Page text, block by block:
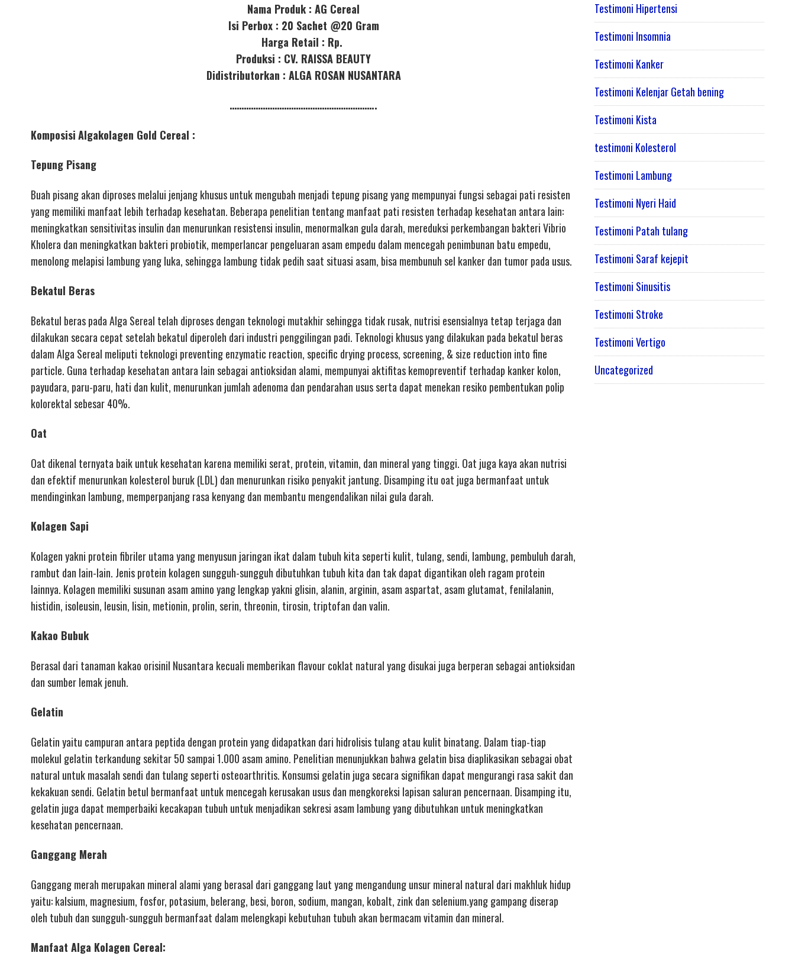
Nama Produk : AG Cereal
Isi Perbox : 20 Sachet @20 Gram
Harga Retail : Rp.
Produksi : CV. RAISSA BEAUTY
Didistributorkan : ALGA ROSAN NUSANTARA
……………………………………………………..
KomposisiAlgakolagen Gold Cereal :
Tepung Pisang
Buah pisang akan diproses melalui jenjang khusus untuk mengubah menjadi tepung pisang yang mempunyai fungsi sebagai pati resisten
yang memiliki manfaat lebih terhadap kesehatan. Beberapa penelitian tentang manfaat pati resisten terhadap kesehatan antara lain:
meningkatkan sensitivitas insulin dan menurunkan resistensi insulin, menormalkan gula darah, mereduksi perkembangan bakteri Vibrio
Kholera dan meningkatkan bakteri probiotik, memperlancar pengeluaran asam empedu dalam mencegah penimbunan batu empedu,
menolong melapisi lambung yang luka, sehingga lambung tidak pedih saat situasi asam, bisa membunuh sel kanker dan tumor pada usus.
Bekatul Beras
Bekatul beras pada Alga Sereal telah diproses dengan teknologi mutakhir sehingga tidak rusak, nutrisi esensialnya tetap terjaga dan
dilakukan secara cepat setelah bekatul diperoleh dari industri penggilingan padi. Teknologi khusus yang dilakukan pada bekatul beras
dalam Alga Sereal meliputi teknologi preventing enzymatic reaction, specific drying process, screening, & size reduction into fine
particle. Guna terhadap kesehatan antara lain sebagai antioksidan alami, mempunyai aktifitas kemopreventif terhadap kanker kolon,
payudara, paru-paru, hati dan kulit, menurunkan jumlah adenoma dan pendarahan usus serta dapat menekan resiko pembentukan polip
kolorektal sebesar 40%.
Oat
Oat dikenal ternyata baik untuk kesehatan karena memiliki serat, protein, vitamin, dan mineral yang tinggi. Oat juga kaya akan nutrisi
dan efektif menurunkan kolesterol buruk (LDL) dan menurunkan risiko penyakit jantung. Disamping itu oat juga bermanfaat untuk
mendinginkan lambung, memperpanjang rasa kenyang dan membantu mengendalikan nilai gula darah.
Kolagen Sapi
Kolagen yakni protein fibriler utama yang menyusun jaringan ikat dalam tubuh kita seperti kulit, tulang, sendi, lambung, pembuluh darah,
rambut dan lain-lain. Jenis protein kolagen sungguh-sungguh dibutuhkan tubuh kita dan tak dapat digantikan oleh ragam protein
lainnya. Kolagen memiliki susunan asam amino yang lengkap yakni glisin, alanin, arginin, asam aspartat, asam glutamat, fenilalanin,
histidin, isoleusin, leusin, lisin, metionin, prolin, serin, threonin, tirosin, triptofan dan valin.
Kakao Bubuk
Berasal dari tanaman kakao orisinil Nusantara kecuali memberikan flavour coklat natural yang disukai juga berperan sebagai antioksidan
dan sumber lemak jenuh.
Gelatin
Gelatin yaitu campuran antara peptida dengan protein yang didapatkan dari hidrolisis tulang atau kulit binatang. Dalam tiap-tiap
molekul gelatin terkandung sekitar 50 sampai 1.000 asam amino. Penelitian menunjukkan bahwa gelatin bisa diaplikasikan sebagai obat
natural untuk masalah sendi dan tulang seperti osteoarthritis. Konsumsi gelatin juga secara signifikan dapat mengurangi rasa sakit dan
kekakuan sendi. Gelatin betul bermanfaat untuk mencegah kerusakan usus dan mengkoreksi lapisan saluran pencernaan. Disamping itu,
gelatin juga dapat memperbaiki kecakapan tubuh untuk menjadikan sekresi asam lambung yang dibutuhkan untuk meningkatkan
kesehatan pencernaan.
Ganggang Merah
Ganggang merah merupakan mineral alami yang berasal dari ganggang laut yang mengandung unsur mineral natural dari makhluk hidup
yaitu: kalsium, magnesium, fosfor, potasium, belerang, besi, boron, sodium, mangan, kobalt, zink dan selenium.yang gampang diserap
oleh tubuh dan sungguh-sungguh bermanfaat dalam melengkapi kebutuhan tubuh akan bermacam vitamin dan mineral.
Manfaat Alga Kolagen Cereal:
Testimoni Hipertensi
Testimoni Insomnia
Testimoni Kanker
Testimoni Kelenjar Getah bening
Testimoni Kista
testimoni Kolesterol
Testimoni Lambung
Testimoni Nyeri Haid
Testimoni Patah tulang
Testimoni Saraf kejepit
Testimoni Sinusitis
Testimoni Stroke
Testimoni Vertigo
Uncategorized